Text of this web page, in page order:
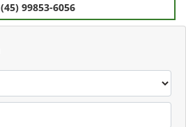
(45) 99853-6056